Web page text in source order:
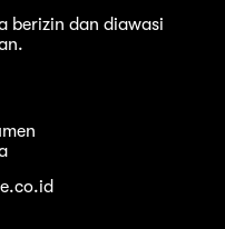
berizin dan diawasi